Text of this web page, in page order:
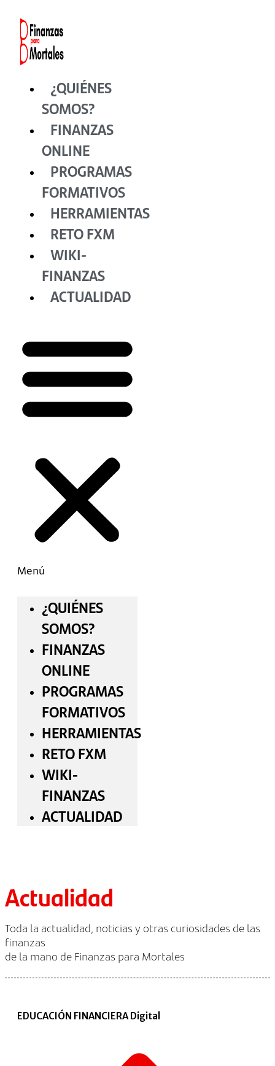
contenido
¿QUIÉNES
SOMOS?
FINANZAS
ONLINE
PROGRAMAS
FORMATIVOS
HERRAMIENTAS
RETO FXM
WIKI-
FINANZAS
ACTUALIDAD
Menú
¿QUIÉNES
SOMOS?
FINANZAS
ONLINE
PROGRAMAS
FORMATIVOS
HERRAMIENTAS
RETO FXM
WIKI-
FINANZAS
ACTUALIDAD
Actualidad
Toda la actualidad, noticias y otras curiosidades de las
finanzas
de la mano de Finanzas para Mortales
EDUCACIÓN FINANCIERA Digital